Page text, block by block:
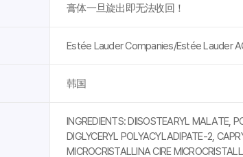
膏体一旦旋出即无法收回！
Estée Lauder Companies/Estée Lauder
韩国
INGREDIENTS: DIISOSTEARYL MALATE,
DIGLYCERYL POLYACYLADIPATE-2,
MICROCRISTALLINA CIRE